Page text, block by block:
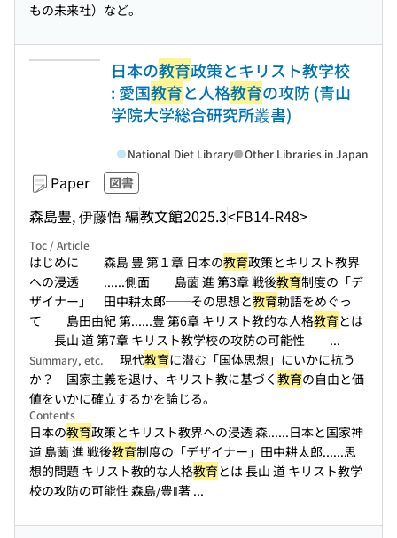
もの未来社）など。
日本の教育政策とキリスト教学校
: 愛国教育と人格教育の攻防 (青山
学院大学総合研究所叢書)
Paper 図書
森島豊, 伊藤悟 編教文館2025.3<FB14-R48>
National Diet Library Other Libraries in Japan
Toc / Article
はじめに 森島 豊 第１章 日本の教育政策とキリスト教界
への浸透 ......側面 島薗 進 第3章 戦後教育制度の「デ
ザイナー」 田中耕太郎──その思想と教育勅語をめぐっ
て 島田由紀 第......豊 第6章 キリスト教的な人格教育とは
長山 道 第7章 キリスト教学校の攻防の可能性 ...
Summary, etc. 現代教育に潜む「国体思想」にいかに抗う
か？ 国家主義を退け、キリスト教に基づく 教育の自由と価
値をいかに確立するかを論じる。
Contents
日本の教育政策とキリスト教界への浸透 森......日本と国家神
道 島薗 進 戦後教育制度の「デザイナー」田中耕太郎......思
想的問題 キリスト教的な人格教育とは 長山 道 キリスト教学
校の攻防の可能性 森島/豊‖著 ...